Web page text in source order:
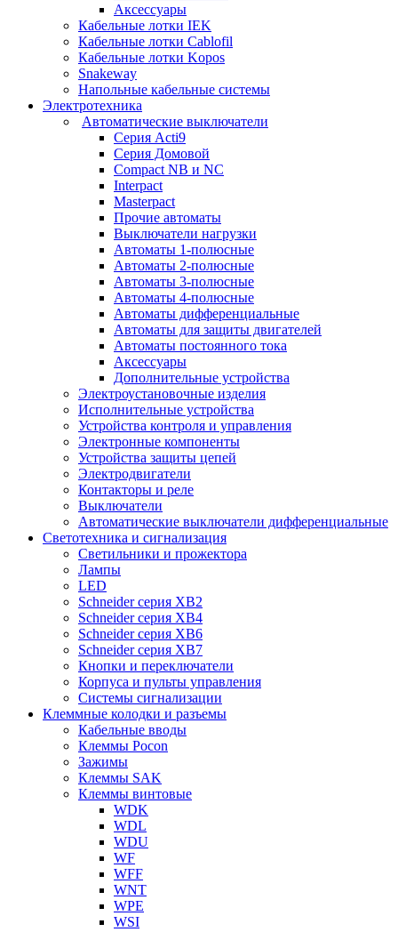
Аксессуары
Кабельные лотки IEK
Кабельные лотки Cablofil
Кабельные лотки Kopos
Snakeway
Напольные кабельные системы
Электротехника
Автоматические выключатели
Серия Acti9
Серия Домовой
Compact NB и NC
Interpact
Masterpact
Прочие автоматы
Выключатели нагрузки
Автоматы 1-полюсные
Автоматы 2-полюсные
Автоматы 3-полюсные
Автоматы 4-полюсные
Автоматы дифференциальные
Автоматы для защиты двигателей
Автоматы постоянного тока
Аксессуары
Дополнительные устройства
Электроустановочные изделия
Исполнительные устройства
Устройства контроля и управления
Электронные компоненты
Устройства защиты цепей
Электродвигатели
Контакторы и реле
Выключатели
Автоматические выключатели дифференциальные
Светотехника и сигнализация
Светильники и прожектора
Лампы
LED
Schneider серия XB2
Schneider серия XB4
Schneider серия XB6
Schneider серия XB7
Кнопки и переключатели
Корпуса и пульты управления
Системы сигнализации
Клеммные колодки и разъемы
Кабельные вводы
Клеммы Pocon
Зажимы
Клеммы SAK
Клеммы винтовые
WDK
WDL
WDU
WF
WFF
WNT
WPE
WSI